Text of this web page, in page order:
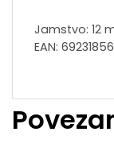
Jamstvo: 12
EAN: